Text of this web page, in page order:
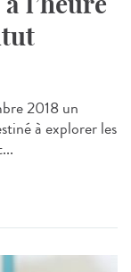
2018 un
à explorer les